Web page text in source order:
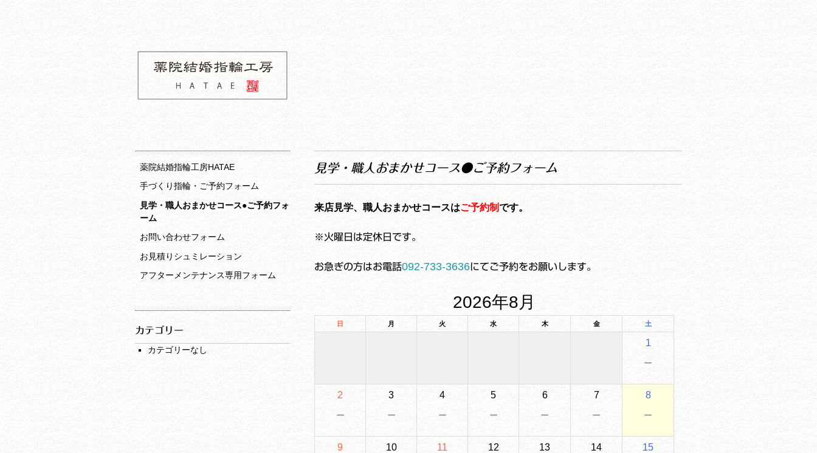
ン
キ
ー
へ
ッ
プ
約フォーム
見学・職人おまかせコース●ご予約フォーム
来店見学、職人おまかせコースはご予約制です。
※火曜日は定休日です。
お急ぎの方はお電話092-733-3636にてご予約をお願いします。
2026年8月
日 月 火 水 木 金 土
1
－
2
－
3
－
4
－
5
－
6
－
7
－
8
－
9 10 11 12 13 14 15
薬院結婚指輪工房HATAE
手づくり指輪・ご予約フォーム
見学・職人おまかせコース●ご予約フォ
ーム
お問い合わせフォーム
お見積りシュミレーション
アフターメンテナンス専用フォーム
カテゴリー
カテゴリーなし